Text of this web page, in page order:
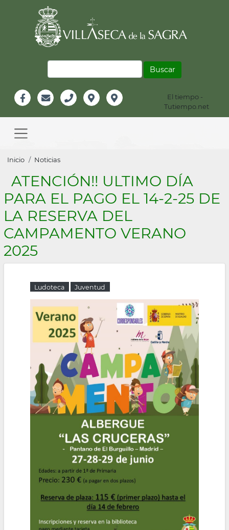
Información
Header
El tiempo -
Tutiempo.net
navigation
Sobrescribir
enlaces
de
ayuda
a
la
navegación
Inicio Noticias
ATENCIÓN!! ULTIMO DÍA
PARA EL PAGO EL 14-2-25 DE
LA RESERVA DEL
CAMPAMENTO VERANO
2025
Ludoteca Juventud